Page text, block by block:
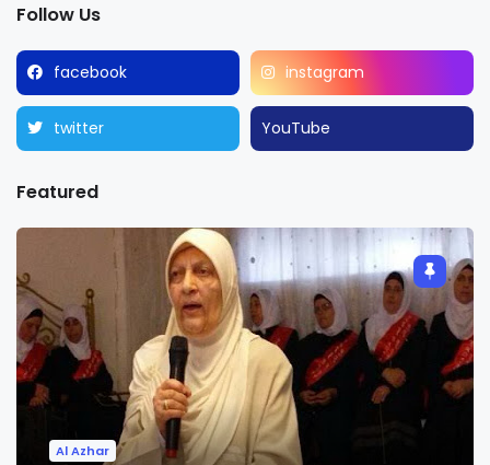
Follow Us
facebook instagram
twitter YouTube
Featured
Al Azhar